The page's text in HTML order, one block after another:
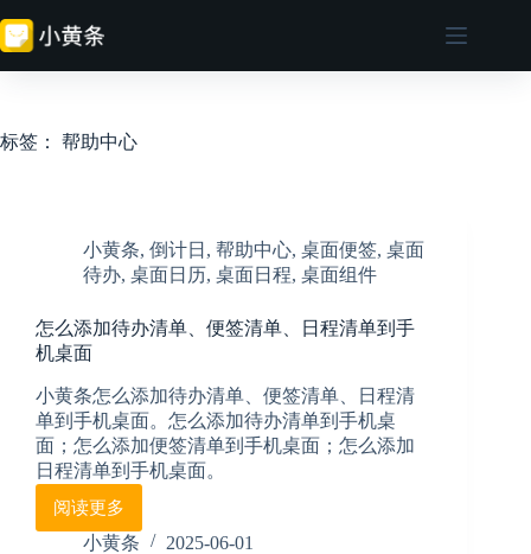
至
标签： 帮助中心
小黄条, 倒计日 , 帮助中心, 桌面便签, 桌面
待办, 桌面日历, 桌面日程, 桌面组件
怎么添加待办清单、便签清单、日程清单到手
机桌面
小黄条怎么添加待办清单、便签清单、日程清
单到手机桌面。怎么添加待办清单到手机桌
面；怎么添加便签清单到手机桌面；怎么添加
日程清单到手机桌面。
阅读更多
怎
么
小黄条 2025-06-01